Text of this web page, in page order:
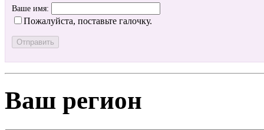
Ваше имя:
Пожалуйста, поставьте галочку.
Ваш регион